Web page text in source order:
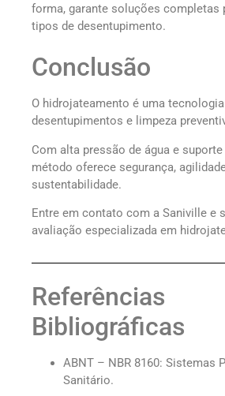
forma, garante soluções completas
tipos de desentupimento.
Conclusão
O hidrojateamento é uma
desentupimentos e limpeza
Com alta pressão de água e
método oferece segurança,
sustentabilidade.
Entre em contato com a Saniville e
avaliação especializada em
Referências
Bibliográficas
ABNT – NBR 8160: Sistemas
Sanitário.